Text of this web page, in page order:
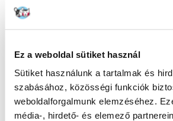
Ez a weboldal sütiket használ
Sütiket használunk a tartalmak és
szabásához, közösségi funkciók
weboldalforgalmunk elemzéséhez.
média-, hirdető- és elemező
Az alapeledel kiegészítéseként etetendő.
Gyakori Kérdések (GYIK)